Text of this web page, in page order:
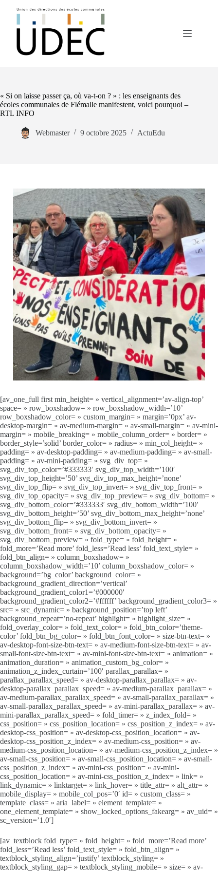
« Si on laisse passer ça, où va-t-on ? » : les enseignants des
écoles communales de Flémalle manifestent, voici pourquoi –
RTL INFO
Webmaster 9 octobre 2025 ActuEdu
[av_one_full first min_height= » vertical_alignment=’av-align-top’
space= » row_boxshadow= » row_boxshadow_width=’10’
row_boxshadow_color= » custom_margin= » margin=’0px’ av-
desktop-margin= » av-medium-margin= » av-small-margin= » av-mini-
margin= » mobile_breaking= » mobile_column_order= » border= »
border_style=’solid’ border_color= » radius= » min_col_height= »
padding= » av-desktop-padding= » av-medium-padding= » av-small-
padding= » av-mini-padding= » svg_div_top= »
svg_div_top_color=’#333333′ svg_div_top_width=’100′
svg_div_top_height=’50’ svg_div_top_max_height=’none’
svg_div_top_flip= » svg_div_top_invert= » svg_div_top_front= »
svg_div_top_opacity= » svg_div_top_preview= » svg_div_bottom= »
svg_div_bottom_color=’#333333′ svg_div_bottom_width=’100′
svg_div_bottom_height=’50’ svg_div_bottom_max_height=’none’
svg_div_bottom_flip= » svg_div_bottom_invert= »
svg_div_bottom_front= » svg_div_bottom_opacity= »
svg_div_bottom_preview= » fold_type= » fold_height= »
fold_more=’Read more’ fold_less=’Read less’ fold_text_style= »
fold_btn_align= » column_boxshadow= »
column_boxshadow_width=’10’ column_boxshadow_color= »
background=’bg_color’ background_color= »
background_gradient_direction=’vertical’
background_gradient_color1=’#000000′
background_gradient_color2=’#ffffff’ background_gradient_color3= »
src= » src_dynamic= » background_position=’top left’
background_repeat=’no-repeat’ highlight= » highlight_size= »
fold_overlay_color= » fold_text_color= » fold_btn_color=’theme-
color’ fold_btn_bg_color= » fold_btn_font_color= » size-btn-text= »
av-desktop-font-size-btn-text= » av-medium-font-size-btn-text= » av-
small-font-size-btn-text= » av-mini-font-size-btn-text= » animation= »
animation_duration= » animation_custom_bg_color= »
animation_z_index_curtain=’100′ parallax_parallax= »
parallax_parallax_speed= » av-desktop-parallax_parallax= » av-
desktop-parallax_parallax_speed= » av-medium-parallax_parallax= »
av-medium-parallax_parallax_speed= » av-small-parallax_parallax= »
av-small-parallax_parallax_speed= » av-mini-parallax_parallax= » av-
mini-parallax_parallax_speed= » fold_timer= » z_index_fold= »
css_position= » css_position_location= » css_position_z_index= » av-
desktop-css_position= » av-desktop-css_position_location= » av-
desktop-css_position_z_index= » av-medium-css_position= » av-
medium-css_position_location= » av-medium-css_position_z_index= »
av-small-css_position= » av-small-css_position_location= » av-small-
css_position_z_index= » av-mini-css_position= » av-mini-
css_position_location= » av-mini-css_position_z_index= » link= »
link_dynamic= » linktarget= » link_hover= » title_attr= » alt_attr= »
mobile_display= » mobile_col_pos=’0′ id= » custom_class= »
template_class= » aria_label= » element_template= »
one_element_template= » show_locked_options_fakearg= » av_uid= »
sc_version=’1.0′]
[av_textblock fold_type= » fold_height= » fold_more=’Read more’
fold_less=’Read less’ fold_text_style= » fold_btn_align= »
textblock_styling_align=’justify’ textblock_styling= »
textblock_styling_gap= » textblock_styling_mobile= » size= » av-